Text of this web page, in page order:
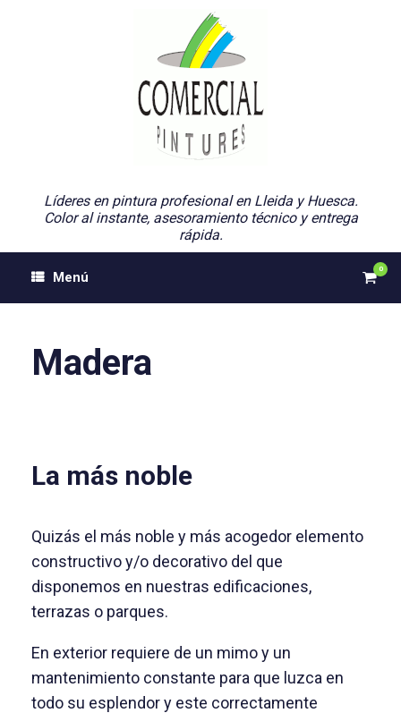
Líderes en pintura profesional en Lleida y Huesca.
Color al instante, asesoramiento técnico y entrega
rápida.
Menú
Ver
0
Madera
La más noble
Quizás el más noble y más acogedor elemento
constructivo y/o decorativo del que
disponemos en nuestras edificaciones,
terrazas o parques.
En exterior requiere de un mimo y un
mantenimiento constante para que luzca en
todo su esplendor y este correctamente